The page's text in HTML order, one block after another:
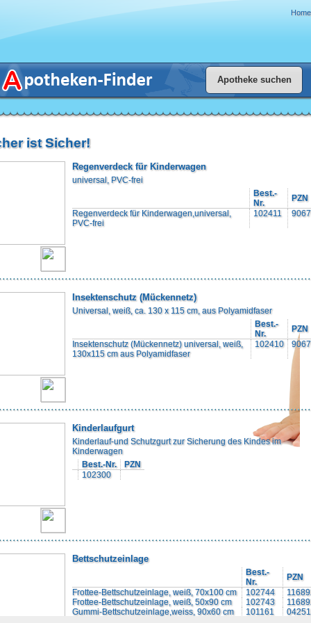
Home
ist Sicher!
Regenverdeck für Kinderwagen
universal, PVC-frei
Best.-
Nr.
PZN
Regenverdeck für Kinderwagen,universal,
PVC-frei
102411
Insektenschutz (Mückennetz)
Universal, weiß, ca. 130 x 115 cm, aus Polyamidfaser
Best.-
Nr.
PZN
Insektenschutz (Mückennetz) universal, weiß,
130x115 cm aus Polyamidfaser
102410
Kinderlaufgurt
Kinderlauf-und Schutzgurt zur Sicherung des Kindes im
Kinderwagen
Best.-Nr.
PZN
102300
Bettschutzeinlage
Best.-
Nr.
PZN
Frottee-Bettschutzeinlage, weiß, 70x100 cm
102744
Frottee-Bettschutzeinlage, weiß, 50x90 cm
102743
Gummi-Bettschutzeinlage,weiss, 90x60 cm
101161